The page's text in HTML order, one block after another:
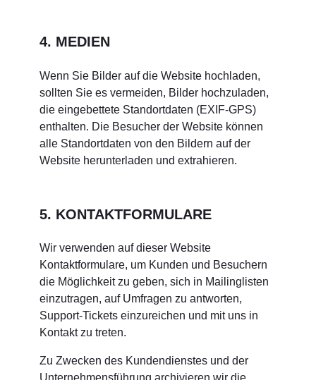
4. MEDIEN
Wenn Sie Bilder auf die Website hochladen,
sollten Sie es vermeiden, Bilder hochzuladen,
die eingebettete Standortdaten (EXIF-GPS)
enthalten. Die Besucher der Website können
alle Standortdaten von den Bildern auf der
Website herunterladen und extrahieren.
5. KONTAKTFORMULARE
Wir verwenden auf dieser Website
Kontaktformulare, um Kunden und Besuchern
die Möglichkeit zu geben, sich in Mailinglisten
einzutragen, auf Umfragen zu antworten,
Support-Tickets einzureichen und mit uns in
Kontakt zu treten.
Zu Zwecken des Kundendienstes und der
Unternehmensführung archivieren wir die